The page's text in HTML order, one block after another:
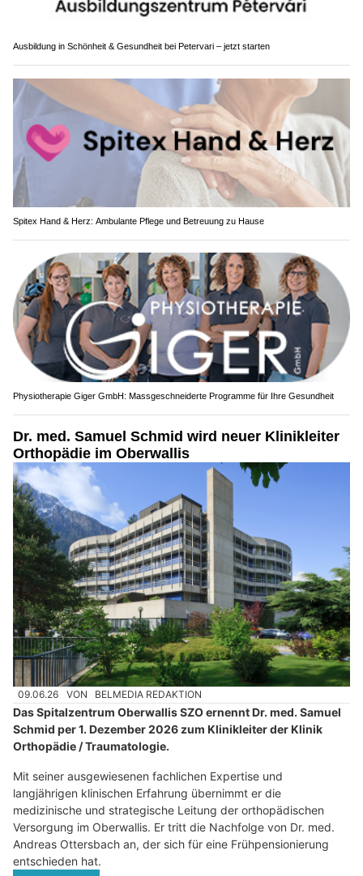
Ausbildung in Schönheit & Gesundheit bei Petervari – jetzt starten
Spitex Hand & Herz: Ambulante Pflege und Betreuung zu Hause
Physiotherapie Giger GmbH: Massgeschneiderte Programme für Ihre Gesundheit
Dr. med. Samuel Schmid wird neuer Klinikleiter
Orthopädie im Oberwallis
09.06.26 VON BELMEDIA REDAKTION
Das Spitalzentrum Oberwallis SZO ernennt Dr. med. Samuel
Schmid per 1. Dezember 2026 zum Klinikleiter der Klinik
Orthopädie / Traumatologie.
Mit seiner ausgewiesenen fachlichen Expertise und
langjährigen klinischen Erfahrung übernimmt er die
medizinische und strategische Leitung der orthopädischen
Versorgung im Oberwallis. Er tritt die Nachfolge von Dr. med.
Andreas Ottersbach an, der sich für eine Frühpensionierung
entschieden hat.